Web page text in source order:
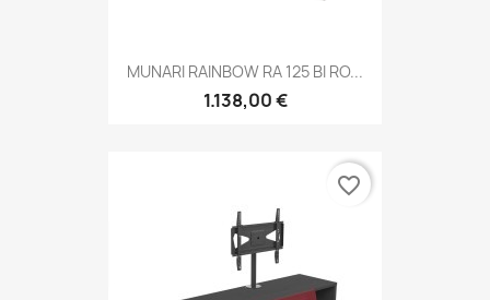
MUNARI RAINBOW RA 125 BI RO...
1.138,00 €
favorite_border